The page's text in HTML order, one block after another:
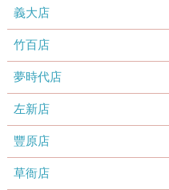
義大店
竹百店
夢時代店
左新店
豐原店
草衙店